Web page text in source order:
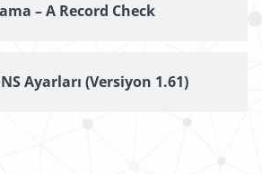
– A Record Check
Ayarları (Versiyon 1.61)